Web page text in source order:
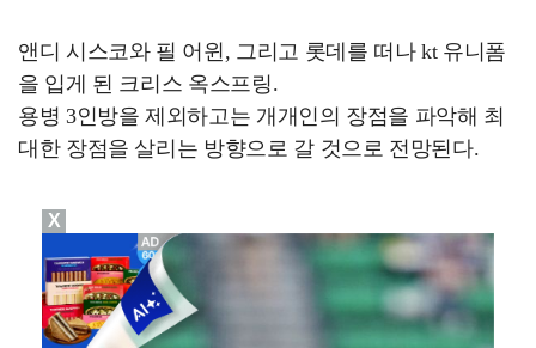
앤디 시스코와 필 어윈, 그리고 롯데를 떠나 kt 유니폼
을 입게 된 크리스 옥스프링.
용병 3인방을 제외하고는 개개인의 장점을 파악해 최
대한 장점을 살리는 방향으로 갈 것으로 전망된다.
X